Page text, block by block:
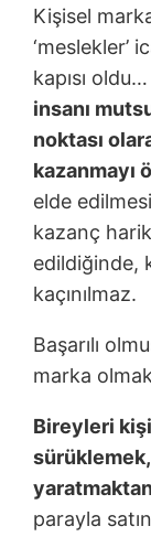
Kişisel
‘meslekler’
kapısı oldu…
insanı
noktası
kazanmayı
elde
kazanç
edildiğinde,
kaçınılmaz.
Başarılı
marka
Bireyleri kiş
parayla